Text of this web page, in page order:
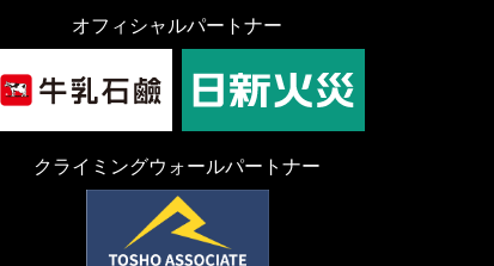
オフィシャルパートナー
クライミングウォールパートナー